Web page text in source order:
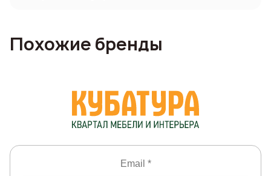
Похожие бренды